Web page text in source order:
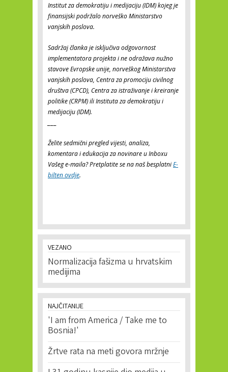
Institut za demokratiju i medijaciju (IDM) kojeg je
finansijski podržalo norveško Ministarstvo
vanjskih poslova.
Sadržaj članka je isključiva odgovornost
implementatora projekta i ne odražava nužno
stavove Evropske unije, norveškog Ministarstva
vanjskih poslova, Centra za promociju civilnog
društva (CPCD), Centra za istraživanje i kreiranje
politike (CRPM) ili Instituta za demokratiju i
medijaciju (IDM).
Želite sedmični pregled vijesti, analiza,
komentara i edukacija za novinare u Inboxu
Vašeg e-maila? Pretplatite se na naš besplatniE-
bilten ovdje.
VEZANO
Normalizacija fašizma u hrvatskim
medijima
NAJČITANIJE
'I am from America / Take me to
Bosnia!'
Žrtve rata na meti govora mržnje